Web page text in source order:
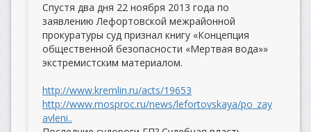
Спустя два дня 22 ноября 2013 года по
заявлению Лефортовской межрайонной
прокуратуры суд признал книгу «Концепция
общественной безопасности «Мертвая вода»»
экстремистским материалом.
http://www.kremlin.ru/acts/19653
http://www.mosproc.ru/news/lefortovskaya/po_zay
avleni..